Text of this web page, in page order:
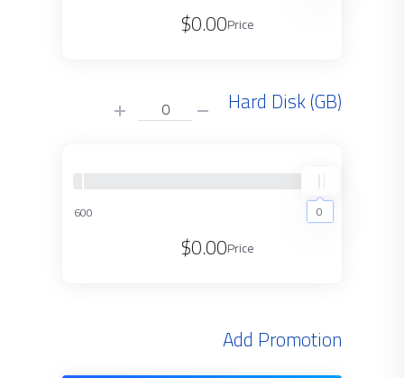
Price
$0.00
Hard Disk (GB)
0
0
600
Price
$0.00
Add Promotion